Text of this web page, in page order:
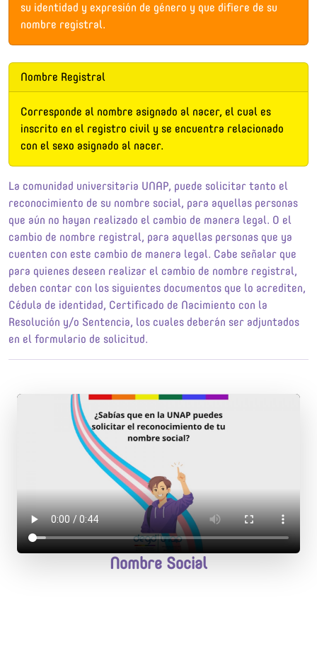
su identidad y expresión de género y que difiere de su
nombre registral.
Nombre Registral
Corresponde al nombre asignado al nacer, el cual es
inscrito en el registro civil y se encuentra relacionado
con el sexo asignado al nacer.
La comunidad universitaria UNAP, puede solicitar tanto el
reconocimiento de su nombre social, para aquellas personas
que aún no hayan realizado el cambio de manera legal. O el
cambio de nombre registral, para aquellas personas que ya
cuenten con este cambio de manera legal. Cabe señalar que
para quienes deseen realizar el cambio de nombre registral,
deben contar con los siguientes documentos que lo acrediten,
Cédula de identidad, Certificado de Nacimiento con la
Resolución y/o Sentencia, los cuales deberán ser adjuntados
en el formulario de solicitud.
Nombre Social